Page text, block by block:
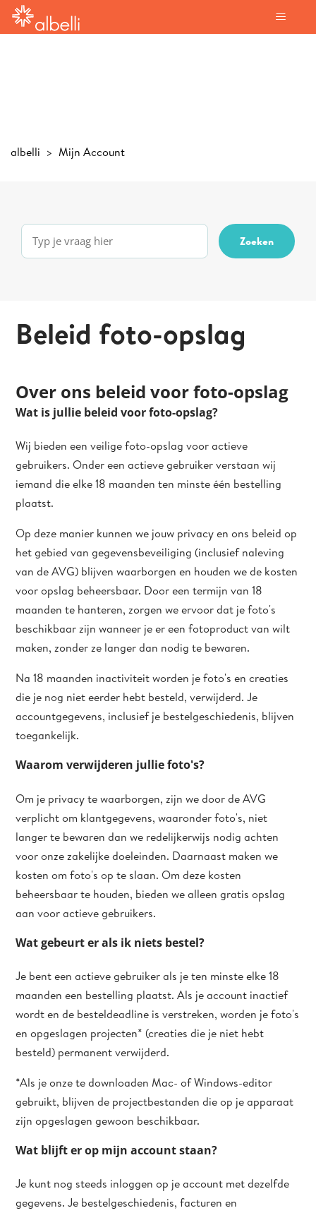
albelli Mijn Account
Beleid foto-opslag
Over ons beleid voor foto-opslag
Wat is jullie beleid voor foto-opslag?
Wij bieden een veilige foto-opslag voor actieve
gebruikers. Onder een actieve gebruiker verstaan wij
iemand die elke 18 maanden ten minste één bestelling
plaatst.
Op deze manier kunnen we jouw privacy en ons beleid op
het gebied van gegevensbeveiliging (inclusief naleving
van de AVG) blijven waarborgen en houden we de kosten
voor opslag beheersbaar. Door een termijn van 18
maanden te hanteren, zorgen we ervoor dat je foto's
beschikbaar zijn wanneer je er een fotoproduct van wilt
maken, zonder ze langer dan nodig te bewaren.
Na 18 maanden inactiviteit worden je foto's en creaties
die je nog niet eerder hebt besteld, verwijderd. Je
accountgegevens, inclusief je bestelgeschiedenis, blijven
toegankelijk.
Waarom verwijderen jullie foto's?
Om je privacy te waarborgen, zijn we door de AVG
verplicht om klantgegevens, waaronder foto's, niet
langer te bewaren dan we redelijkerwijs nodig achten
voor onze zakelijke doeleinden. Daarnaast maken we
kosten om foto's op te slaan. Om deze kosten
beheersbaar te houden, bieden we alleen gratis opslag
aan voor actieve gebruikers.
Wat gebeurt er als ik niets bestel?
Je bent een actieve gebruiker als je ten minste elke 18
maanden een bestelling plaatst. Als je account inactief
wordt en de besteldeadline is verstreken, worden je foto's
en opgeslagen projecten* (creaties die je niet hebt
besteld) permanent verwijderd.
*Als je onze te downloaden Mac- of Windows-editor
gebruikt, blijven de projectbestanden die op je apparaat
zijn opgeslagen gewoon beschikbaar.
Wat blijft er op mijn account staan?
Je kunt nog steeds inloggen op je account met dezelfde
gegevens. Je bestelgeschiedenis, facturen en